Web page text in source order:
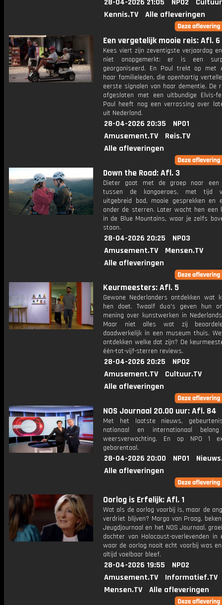
28-04-2026 21:05 NPO2
Kennis.TV
Alle afleveringen
Een vergetelijk mooie reis: Afl. 6
Kees viert zijn zeventigste verjaardag
niet onopgemerkt: er is een
georganiseerd. En Paul trekt op met
haar familieleden, die openhartig
eerste signalen van haar dementie. De
afgesloten met een uitbundige Elvis-
Paul heeft nog een verrassing over
uit Nederland.
28-04-2026 20:35
NPO1
Amusement.TV
Reis.TV
Alle afleveringen
Down the Road: Afl. 3
Dieter gaat met de groep naar een
tussen de kangoeroes, met tijd
uitgebreid bad, mooie gesprekken en
onder de sterren. Later wacht hen een
in de Blue Mountains, waar je zelfs
staan.
28-04-2026 20:25
NPO3
Amusement.TV
Mensen.TV
Alle afleveringen
Keurmeesters: Afl. 5
Gewone Nederlanders ontdekken wat
hen doet. Twaalf duo's geven hun
mening over kunstwerken in
Maar niet alles wat zij
daadwerkelijk in een museum thuis.
ontdekken welke dat zijn? De
één-tot-vijf-sterren reviews.
28-04-2026 20:25
NPO2
Amusement.TV
Cultuur.TV
Alle afleveringen
NOS Journaal 20.00 uur: Afl. 84
Met het laatste nieuws,
nationaal en internationaal
weersverwachting. En op NPO 1
gebarentaal.
28-04-2026 20:00 NPO1
Alle afleveringen
Oorlog is Erfelijk: Afl. 1
Wat als de oorlog voorbij is, maar de
verdriet blijven? Marga van Praag,
Jeugdjournaal en het NOS Journaal,
dochter van Holocaust-overlevenden in
waar de oorlog nooit echt voorbij was
altijd voelbaar bleef.
28-04-2026 19:55
NPO2
Amusement.TV
Informatief.TV
Mensen.TV
Alle afleveringen